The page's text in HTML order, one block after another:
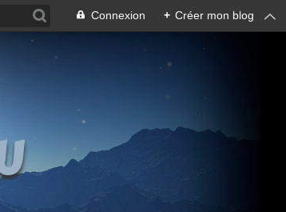
Connexion + Créer mon blog